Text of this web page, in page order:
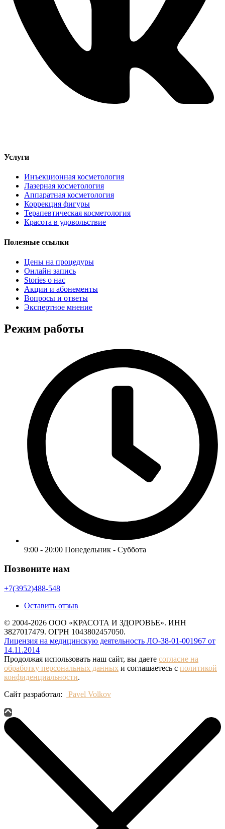
Услуги
Инъекционная косметология
Лазерная косметология
Аппаратная косметология
Коррекция фигуры
Терапевтическая косметология
Красота в удовольствие
Полезные ссылки
Цены на процедуры
Онлайн запись
Stories о нас
Акции и абонементы
Вопросы и ответы
Экспертное мнение
Режим работы
9:00 - 20:00 Понедельник - Суббота
Позвоните нам
+7(3952)488-548
Оставить отзыв
© 2004-2026 ООО «КРАСОТА И ЗДОРОВЬЕ». ИНН
3827017479. ОГРН 1043802457050.
Лицензия на медицинскую деятельность ЛО-38-01-001967 от
14.11.2014
Продолжая использовать наш сайт, вы даете согласие на
обработку персональных данных и соглашаетесь с политикой
конфиденциальности.
Сайт разработал:
Pavel Volkov